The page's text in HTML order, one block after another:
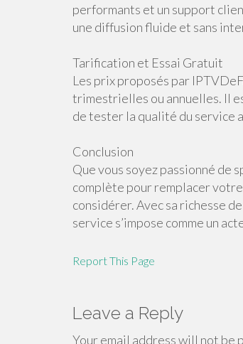
performants et un support
une diffusion fluide et sans
Tarification et Essai Gratuit
Les prix proposés par
trimestrielles ou annuelles. Il
de tester la qualité du service
Conclusion
Que vous soyez passionné de
complète pour remplacer
considérer. Avec sa richesse
service s’impose comme un
Report This Page
Leave a Reply
Your email address will not be